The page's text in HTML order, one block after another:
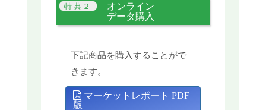
オンライン
データ購入
下記商品を購入することがで
きます。
マーケットレポート PDF
版